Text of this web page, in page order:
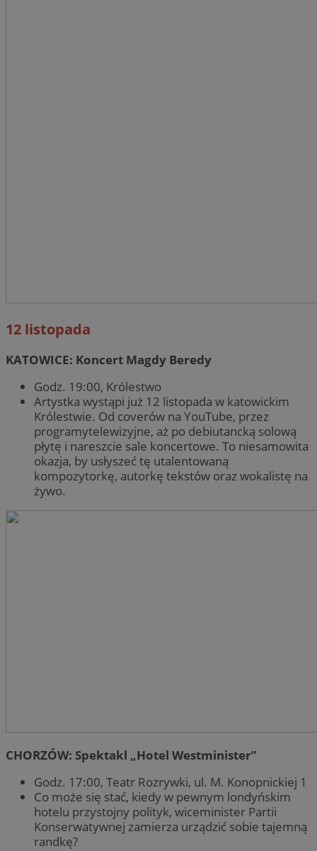
12 listopada
KATOWICE: Koncert Magdy Beredy
Godz. 19:00, Królestwo
Artystka wystąpi już 12 listopada w katowickim
Królestwie. Od coverów na YouTube, przez
programytelewizyjne, aż po debiutancką solową
płytę i nareszcie sale koncertowe. To niesamowita
okazja, by usłyszeć tę utalentowaną
kompozytorkę, autorkę tekstów oraz wokalistę na
żywo.
CHORZÓW: Spektakl „Hotel Westminister”
Godz. 17:00, Teatr Rozrywki, ul. M. Konopnickiej 1
Co może się stać, kiedy w pewnym londyńskim
hotelu przystojny polityk, wiceminister Partii
Konserwatywnej zamierza urządzić sobie tajemną
randkę?